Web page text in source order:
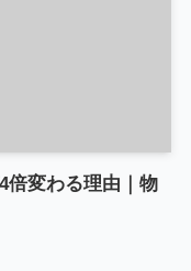
倍変わる理由｜物